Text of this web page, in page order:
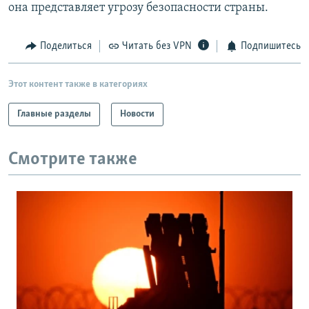
она представляет угрозу безопасности страны.
Поделиться Читать без VPN Подпишитесь
Этот контент также в категориях
Главные разделы Новости
Смотрите также